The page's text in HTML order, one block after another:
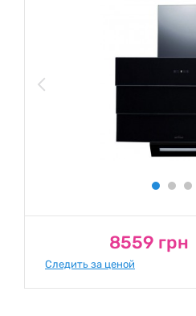
8559 грн
Следить за ценой